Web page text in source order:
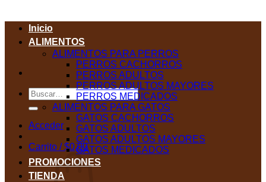
Buscar
por:
Acceder
Carrito /$0,00
Inicio
ALIMENTOS
ALIMENTOS PARA PERROS
PERROS CACHORROS
PERROS ADULTOS
PERROS ADULTOS MAYORES
PERROS MEDICADOS
ALIMENTOS PARA GATOS
GATOS CACHORROS
GATOS ADULTOS
GATOS ADULTOS MAYORES
GATOS MEDICADOS
PROMOCIONES
TIENDA